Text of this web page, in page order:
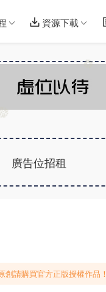
資源下載
廣告位招租
創請購買官方正版授權作品！